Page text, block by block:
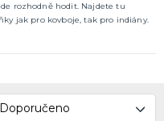
rozhodně hodit. Najdete tu
jak pro kovboje, tak pro indiány.